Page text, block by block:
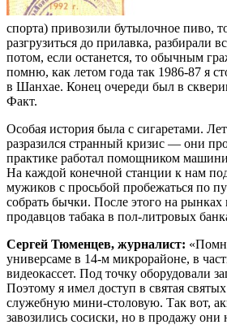
спорта) привозили бутылочное пиво,
разгрузиться до прилавка, разбирали
потом, если останется, то обычным
помню, как летом года так 1986-87 я
в Шанхае. Конец очереди был в
Факт.
Особая история была с сигаретами.
разразился странный кризис — они
практике работал помощником
На каждой конечной станции к нам
мужиков с просьбой пробежаться по
собрать бычки. После этого на рынках
продавцов табака в пол-литровых
Сергей Тюменцев, журналист:
универсаме в 14-м микрорайоне, в
видеокассет. Под точку оборудовали
Поэтому я имел доступ в святая
служебную мини-столовую. Так вот,
завозились сосиски, но в продажу они